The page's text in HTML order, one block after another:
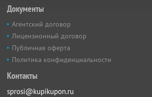
Документы
Агентский договор
Лицензионный договор
Публичная оферта
Политика конфиденциальности
Контакты
sprosi@kupikupon.ru